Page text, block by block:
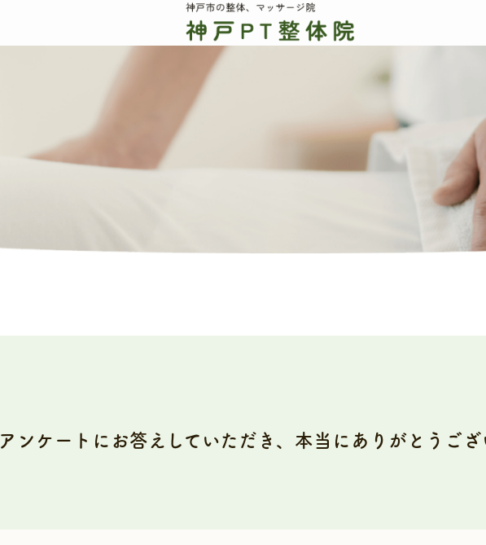
アンケートにお答えしていただき、本当にありがとうござ